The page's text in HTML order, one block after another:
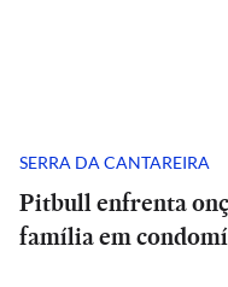
SERRA DA CANTAREIRA
Pitbull enfrenta
família em